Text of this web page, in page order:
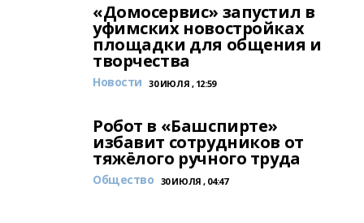
«Домосервис» запустил в
уфимских новостройках
площадки для общения и
творчества
Новости 30 ИЮЛЯ , 12:59
Робот в «Башспирте»
избавит сотрудников от
тяжёлого ручного труда
Общество 30 ИЮЛЯ , 04:47